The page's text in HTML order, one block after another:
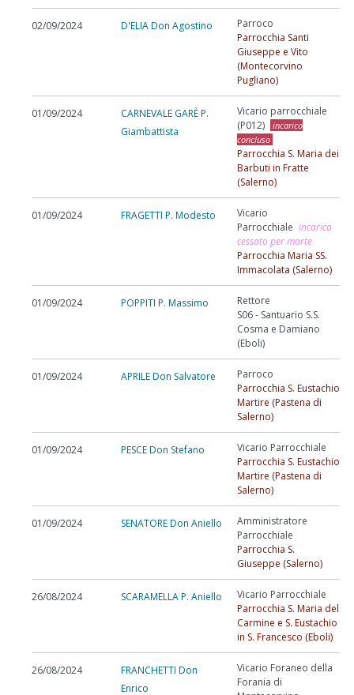
02/09/2024 D'ELIA Don Agostino
Parroco
Parrocchia Santi
Giuseppe e Vito
(Montecorvino
Pugliano)
01/09/2024
CARNEVALE GARÈ P.
Giambattista
Vicario parrocchiale
(P012)
incarico
concluso
Parrocchia S. Maria dei
Barbuti in Fratte
(Salerno)
01/09/2024 FRAGETTI P. Modesto
Vicario
Parrocchiale incarico
cessato per morte
Parrocchia Maria SS.
Immacolata (Salerno)
01/09/2024 POPPITI P. Massimo
Rettore
S06 - Santuario S.S.
Cosma e Damiano
(Eboli)
01/09/2024 APRILE Don Salvatore
Parroco
Parrocchia S. Eustachio
Martire (Pastena di
Salerno)
01/09/2024 PESCE Don Stefano
Vicario Parrocchiale
Parrocchia S. Eustachio
Martire (Pastena di
Salerno)
01/09/2024 SENATORE Don Aniello
Amministratore
Parrocchiale
Parrocchia S.
Giuseppe (Salerno)
26/08/2024 SCARAMELLA P. Aniello
Vicario Parrocchiale
Parrocchia S. Maria del
Carmine e S. Eustachio
in S. Francesco (Eboli)
26/08/2024
FRANCHETTI Don
Enrico
Vicario Foraneo della
Forania di